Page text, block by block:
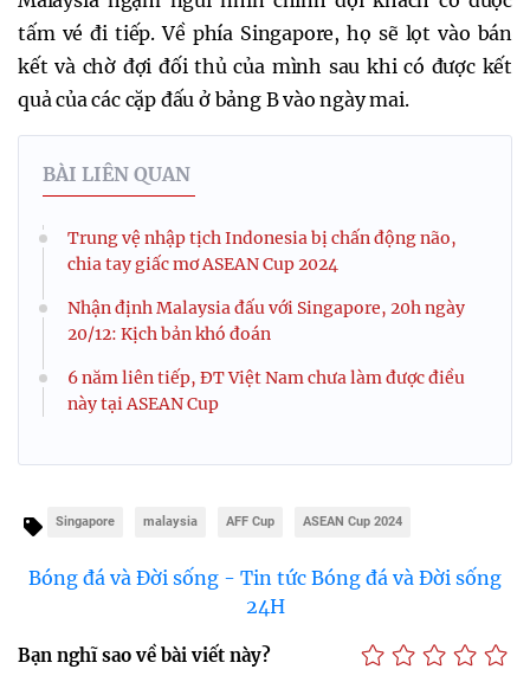
tấm vé đi tiếp. Về phía Singapore, họ sẽ lọt vào bán
kết và chờ đợi đối thủ của mình sau khi có được kết
quả của các cặp đấu ở bảng B vào ngày mai.
BÀI LIÊN QUAN
Trung vệ nhập tịch Indonesia bị chấn động não,
chia tay giấc mơ ASEAN Cup 2024
Nhận định Malaysia đấu với Singapore, 20h ngày
20/12: Kịch bản khó đoán
6 năm liên tiếp, ĐT Việt Nam chưa làm được điều
này tại ASEAN Cup
Singapore malaysia AFF Cup ASEAN Cup 2024
Bóng đá và Đời sống - Tin tức Bóng đá và Đời sống
24H
Bạn nghĩ sao về bài viết này?